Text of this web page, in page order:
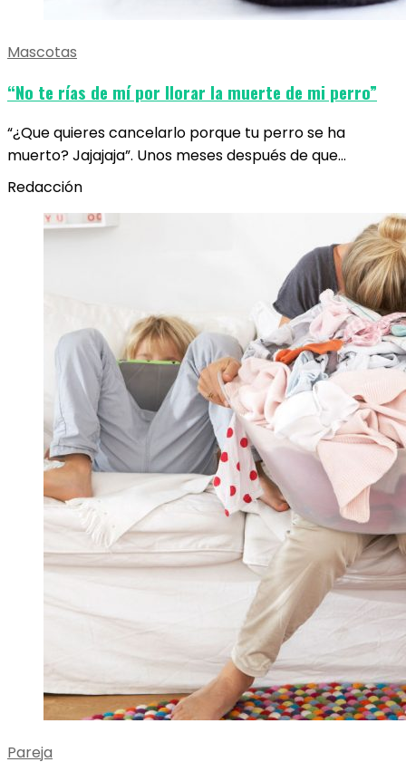
Mascotas
“No te rías de mí por llorar la muerte de mi perro”
“¿Que quieres cancelarlo porque tu perro se ha
muerto? Jajajaja”. Unos meses después de que…
Redacción
Pareja